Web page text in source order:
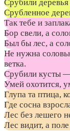
Срубили
Срубленное
Так тебе и
Бор свели, а
Был бы лес, а
Не нужна
ветка.
Срубили кусты
Умей охотится,
Глупа та птица,
Где сосна
Лес без лешего
Лес видит, а